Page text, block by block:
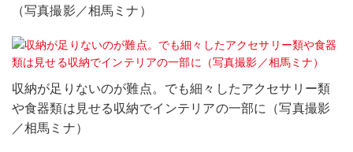
（写真撮影／相馬ミナ）
収納が足りないのが難点。でも細々したアクセサリー類
や食器類は見せる収納でインテリアの一部に（写真撮影
／相馬ミナ）